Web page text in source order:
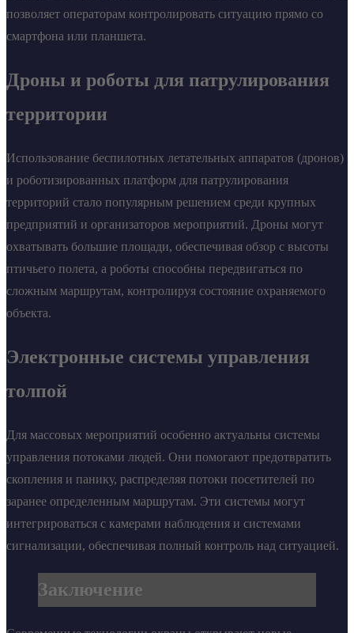
позволяет операторам контролировать ситуацию прямо со
смартфона или планшета.
Дроны и роботы для патрулирования
территории
Использование беспилотных летательных аппаратов (дронов)
и роботизированных платформ для патрулирования
территорий стало популярным решением среди крупных
предприятий и организаторов мероприятий. Дроны могут
охватывать большие площади, обеспечивая обзор с высоты
птичьего полета, а роботы способны передвигаться по
сложным маршрутам, контролируя состояние охраняемого
объекта.
Электронные системы управления
толпой
Для массовых мероприятий особенно актуальны системы
управления потоками людей. Они помогают предотвратить
скопления и панику, распределяя потоки посетителей по
заранее определенным маршрутам. Эти системы могут
интегрироваться с камерами наблюдения и системами
сигнализации, обеспечивая полный контроль над ситуацией.
Заключение